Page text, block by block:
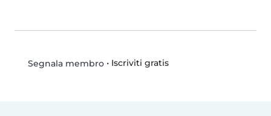
Segnala membro• Iscriviti gratis